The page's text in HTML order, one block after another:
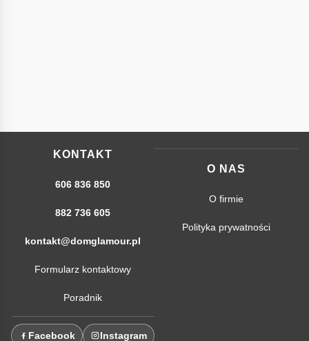
KONTAKT
606 836 850
882 736 605
kontakt@domglamour.pl
Formularz kontaktowy
Poradnik
Facebook Instagram
O NAS
O firmie
Polityka prywatności